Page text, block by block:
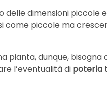
delle dimensioni piccole
come piccole ma
pianta, dunque,
l’eventualità di poterla